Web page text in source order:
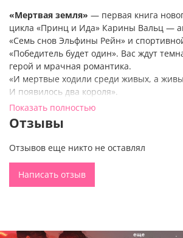
«Мертвая земля» — первая книга
цикла «Принц и Ида» Карины Вальц —
«Семь снов Эльфины Рейн» и
«Победитель будет один». Вас ждут
герой и мрачная романтика.
«И мертвые ходили среди живых, а
И появилось два короля».
Все началось с Иды Мор. Девушки,
было суждено отдать свою жизнь во имя
крови. Девушки, ставшей возлюбленной
из-за которой раскололась Мертвая
Все началось с великой истории любви,
подарившей Иде неземные, темные
«Мертвая земля»— впечатляющий
Показать полностью
Отзывы
Отзывов еще никто не оставлял
Написать отзыв